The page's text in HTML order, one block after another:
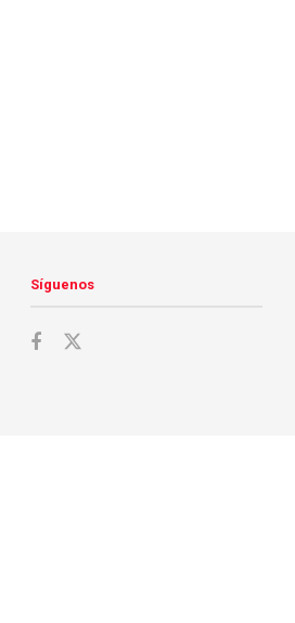
Síguenos